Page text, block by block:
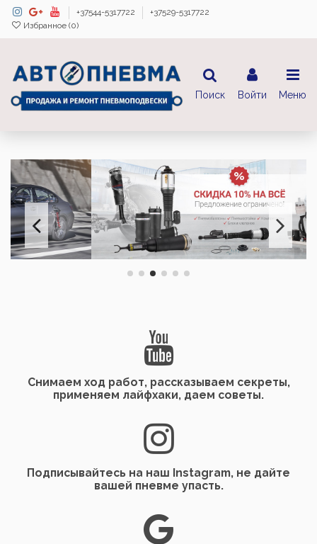
+37544-5317722
+37529-5317722
Избранное (0)
Поиск Войти Меню
Снимаем ход работ, рассказываем секреты,
применяем лайфхаки, даем советы.
Подписывайтесь на наш Instagram, не дайте
вашей пневме упасть.